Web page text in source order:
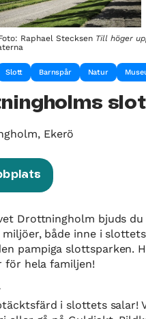
Raphael Stecksen Till höger
Slott Barnspår Natur
Ekerö
Drottningholm bjuds du
både inne i
pampiga slottsparken.
för hela familjen!
i slottets salar!